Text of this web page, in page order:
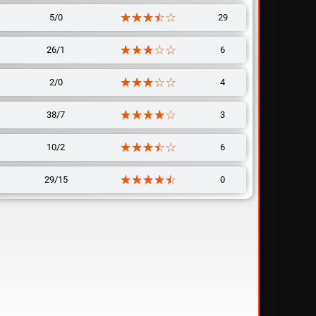
5/0 ☆☆☆☆☆
★★★★★ 29
26/1 ☆☆☆☆☆
★★★★★ 6
2/0 ☆☆☆☆☆
★★★★★ 4
38/7 ☆☆☆☆☆
★★★★★ 3
10/2 ☆☆☆☆☆
★★★★★ 6
29/15 ☆☆☆☆☆
★★★★★ 0